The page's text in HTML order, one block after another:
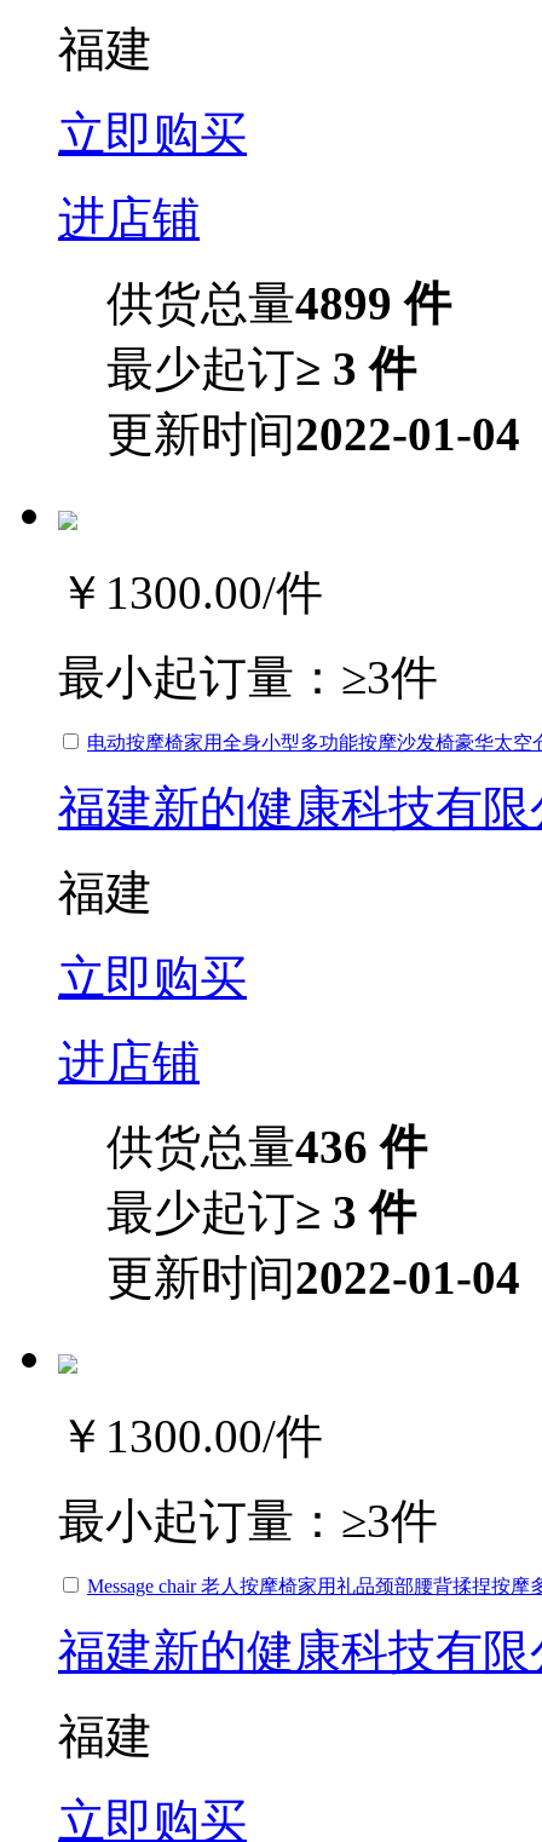
福建
立即购买
进店铺
供货总量4899 件
最少起订≥ 3 件
更新时间2022-01-04
￥1300.00/件
最小起订量： ≥3件
电动按摩椅家用全身小型多功能按摩沙发椅豪华太空
福建新的健康科技有限
福建
立即购买
进店铺
供货总量436 件
最少起订≥ 3 件
更新时间2022-01-04
￥1300.00/件
最小起订量： ≥3件
Message chair 老人按摩椅家用礼品颈部腰背揉捏按摩
福建新的健康科技有限
福建
立即购买